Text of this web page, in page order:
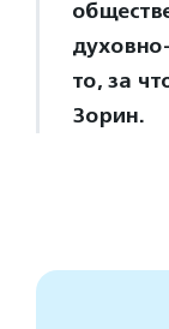
то, за
Зорин.